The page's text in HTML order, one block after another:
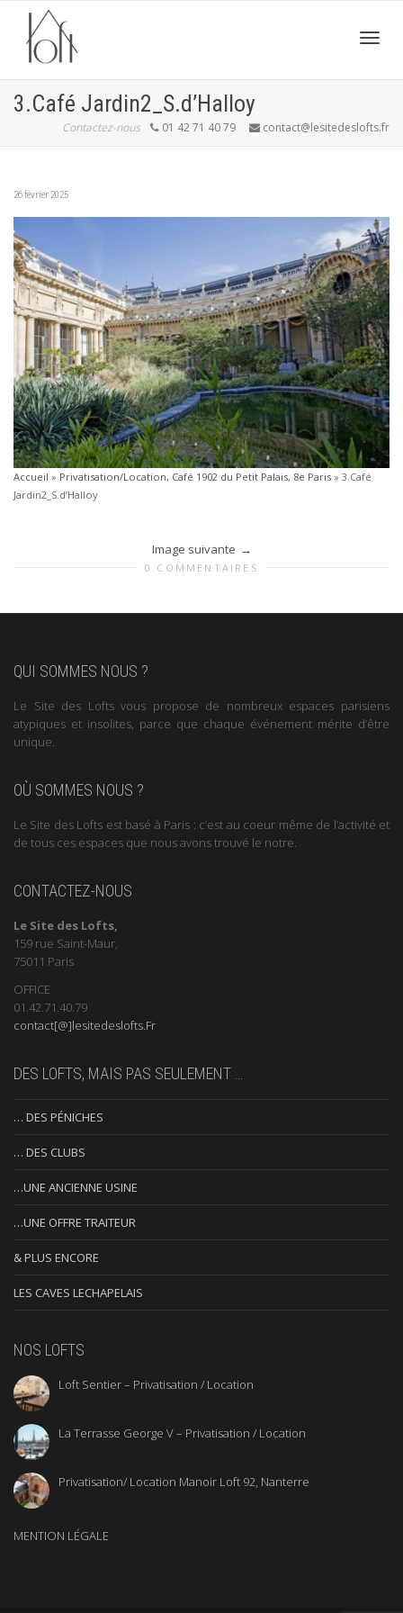
3.Café Jardin2_S.d’Halloy
Contactez-nous 01 42 71 40 79 contact@lesitedeslofts.fr
26 février 2025
Accueil » Privatisation/Location, Café 1902 du Petit Palais, 8e Paris » 3.Café
Jardin2_S.d’Halloy
Image suivante
0 COMMENTAIRES
QUI SOMMES NOUS ?
Le Site des Lofts vous propose de nombreux espaces parisiens
atypiques et insolites, parce que chaque événement mérite d’être
unique.
OÙ SOMMES NOUS ?
Le Site des Lofts est basé à Paris : c’est au coeur même de l’activité et
de tous ces espaces que nous avons trouvé le notre.
CONTACTEZ-NOUS
Le Site des Lofts,
159 rue Saint-Maur,
75011 Paris
OFFICE
01.42.71.40.79
contact[@]lesitedeslofts.Fr
DES LOFTS, MAIS PAS SEULEMENT …
… DES PÉNICHES
… DES CLUBS
…UNE ANCIENNE USINE
…UNE OFFRE TRAITEUR
& PLUS ENCORE
LES CAVES LECHAPELAIS
NOS LOFTS
Loft Sentier – Privatisation / Location
La Terrasse George V – Privatisation / Location
Privatisation/ Location Manoir Loft 92, Nanterre
MENTION LÉGALE